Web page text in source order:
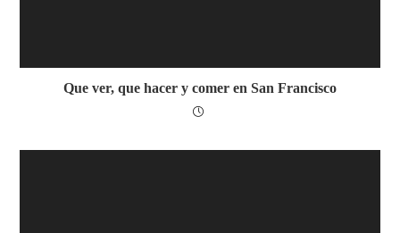
Que ver, que hacer y comer en San Francisco